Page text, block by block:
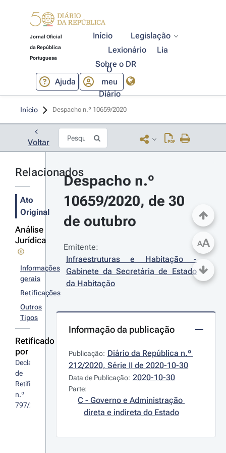
Jornal Oficial
da República
Portuguesa
Início
Legislação
Lexionário
Lia
Sobre o DR
Ajuda
O
meu
Diário
Início Despacho n.º 10659/2020
Voltar
Relacionados
Ato
Original
Análise
Jurídica
Informações
gerais
Retificações
Outros
Tipos
Retificado
por
Declaração
de
Retificação
n.º
797/2020
Despacho n.º
10659/2020, de 30
de outubro
Emitente:
Infraestruturas e Habitação -
Gabinete da Secretária de Estado
da Habitação
Informação da publicação
Publicação: Diário da República n.º
212/2020, Série II de 2020-10-30
Data de Publicação: 2020-10-30
Parte:
C - Governo e Administração
direta e indireta do Estado
AA